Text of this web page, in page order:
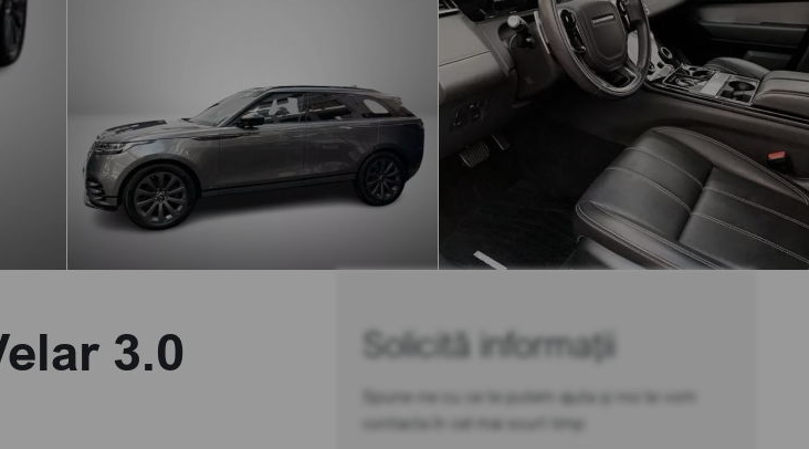
3.0
Solicită informații
Spune-ne cu ce te putem ajuta și noi te vom
contacta în cel mai scurt timp